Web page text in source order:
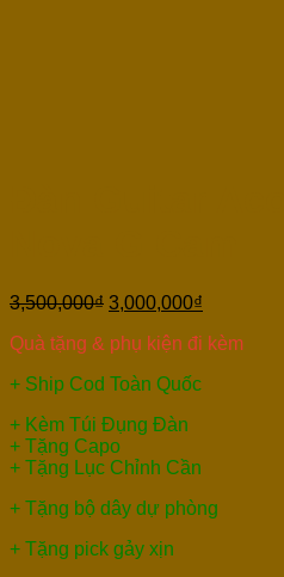
3,500,000₫ 3,000,000₫
Quà tặng & phụ kiện đi kèm
+ Ship Cod Toàn Quốc
+ Kèm Túi Đụng Đàn
+ Tặng Capo
+ Tặng Lục Chỉnh Cần
+ Tặng bộ dây dự phòng
+ Tặng pick gảy xịn